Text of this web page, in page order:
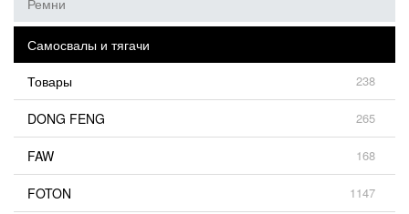
Ремни
Самосвалы и тягачи
Товары
238
DONG FENG 265
FAW 168
FOTON 1147